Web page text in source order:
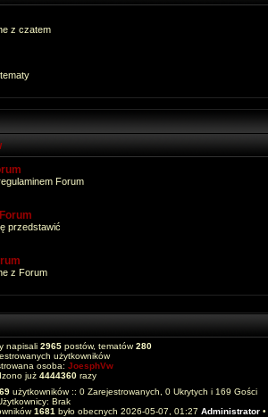
z czatem
Forum
przedstawić
z Forum
napisali 2965 postów, tematów280
użytkowników
osoba: JoesphVw
już 4444360 razy
użytkowników :: 0 Zarejestrowanych, 0 Ukrytych i 169 Gości
Brak
1681 było obecnych 2026-05-07, 01:27 Administrator •